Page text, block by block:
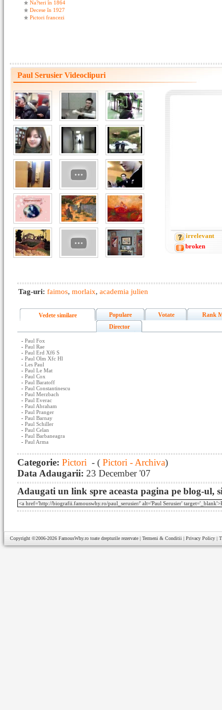
Na?teri în 1864
Decese în 1927
Pictori francezi
Paul Serusier Videoclipuri
irrelevant
broken
Tag-uri: faimos, morlaix, academia julien
Vedete similare Populare Votate
Rank
Director
- Paul Fox
- Paul Rae
- Paul Erd Xf6 S
- Paul Olm Xfc Hl
- Les Paul
- Paul Le Mat
- Paul Cox
- Paul Baratoff
- Paul Constantinescu
- Paul Merzbach
- Paul Everac
- Paul Abraham
- Paul Pranger
- Paul Barnay
- Paul Schiller
- Paul Celan
- Paul Barbaneagra
- Paul Arma
Categorie: Pictori - ( Pictori - Archiva)
Data Adaugarii: 23 December '07
Adaugati un link spre aceasta pagina pe blog-ul,
Copyright ©2006-2026 FamousWhy.ro toate drepturile rezervate | Termeni & Conditii | Privacy Policy |